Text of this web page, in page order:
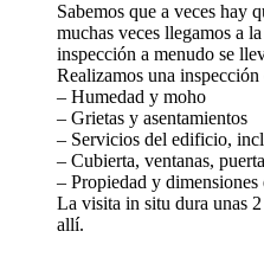
Sabemos que a veces hay
muchas veces llegamos a
inspección a menudo se
Realizamos una
– Humedad y moho
– Grietas y asentamientos
– Servicios del edificio,
– Cubierta, ventanas,
– Propiedad y dimensiones
La visita in situ dura unas
allí.